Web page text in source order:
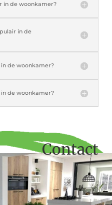
in de woonkamer?
in de
de woonkamer?
de woonkamer?
Contact